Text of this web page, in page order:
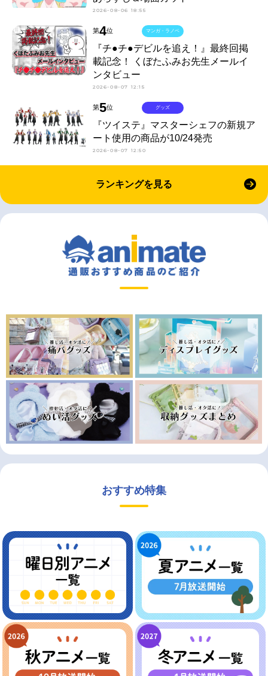
2026-08-06 18:55
第4位
『チ●チ●デビルを追え！』最終回掲
載記念！ くぼたふみお先生メールイ
ンタビュー
2026-08-07 12:15
マンガ・ラノベ
第5位
『ツイステ』マスターシェフの新規ア
ート使用の商品が10/24発売
2026-08-07 12:50
グッズ
ランキングを見る
おすすめ特集